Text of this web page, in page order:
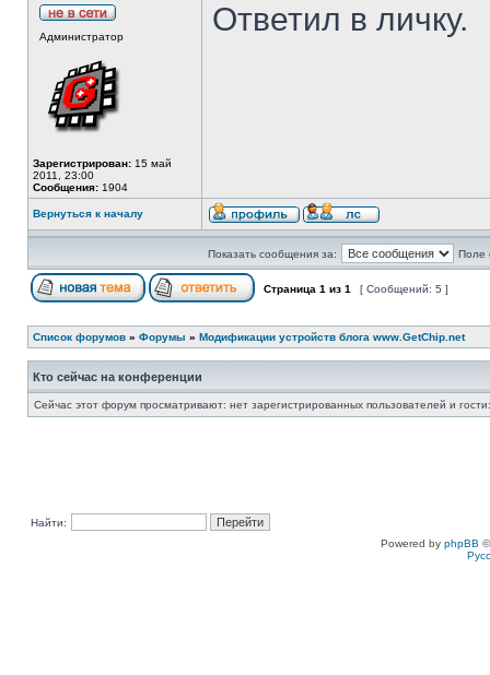
Администратор
Зарегистрирован: 15 май
2011, 23:00
Сообщения: 1904
Ответил в личку.
Вернуться к началу
Показать сообщения за: Поле
Страница 1 из 1 [ Сообщений: 5 ]
Список форумов » Форумы » Модификации устройств блога www.GetChip.net
Кто сейчас на конференции
Сейчас этот форум просматривают: нет зарегистрированных пользователей и
Найти:
Powered by phpBB